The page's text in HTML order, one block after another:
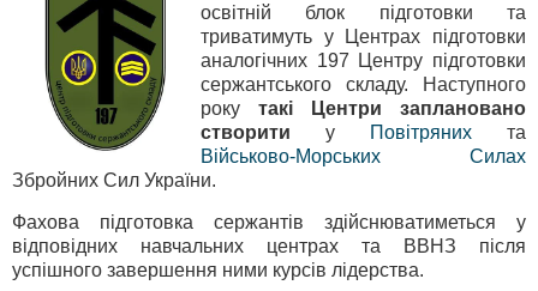
освітній блок підготовки та
триватимуть у Центрах підготовки
аналогічних 197 Центру підготовки
сержантського складу. Наступного
року такі Центри заплановано
створити у Повітряних та
Військово-Морських Силах
Збройних Сил України.
Фахова підготовка сержантів здійснюватиметься у
відповідних навчальних центрах та ВВНЗ після
успішного завершення ними курсів лідерства.